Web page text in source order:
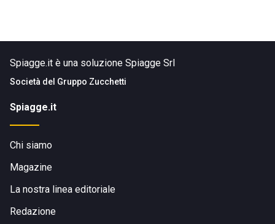
Spiagge.it è una soluzione Spiagge Srl
Società del Gruppo Zucchetti
Spiagge.it
Chi siamo
Magazine
La nostra linea editoriale
Redazione